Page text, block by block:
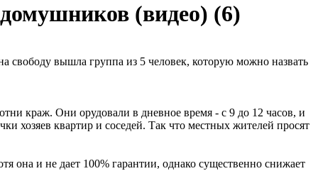
(видео) (6)
свободу вышла группа из 5 человек, которую можно назвать
краж. Они орудовали в дневное время - с 9 до 12 часов, и
хозяев квартир и соседей. Так что местных жителей просят
она и не дает 100% гарантии, однако существенно снижает